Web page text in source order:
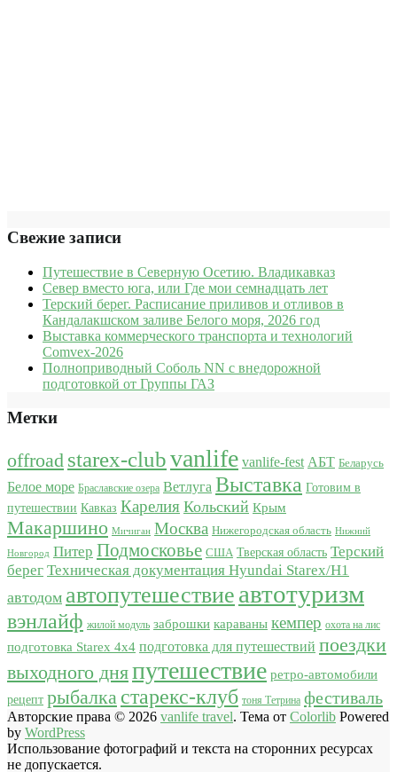
Свежие записи
Путешествие в Северную Осетию. Владикавказ
Север вместо юга, или Где мои семнадцать лет
Терский берег. Расписание приливов и отливов в
Кандалакшском заливе Белого моря, 2026 год
Выставка коммерческого транспорта и технологий
Comvex-2026
Полноприводный Соболь NN с внедорожной
подготовкой от Группы ГАЗ
Метки
offroad starex-clubvanlife vanlife-fest АБТ Беларусь
Белое море Браславские озера Ветлуга Выставка Готовим в
путешествии Кавказ Карелия Кольский Крым
Макаршино Мичиган Москва Нижегородская область Нижний
Новгород Питер Подмосковье США Тверская область Терский
берег Техническая документация Hyundai Starex/H1
автодом автопутешествие автотуризм
вэнлайф жилой модуль заброшки караваны кемпер охота на лис
подготовка Starex 4x4 подготовка для путешествий поездки
выходного дняпутешествие ретро-автомобили
рецепт рыбалка старекс-клуб тоня Тетрина фестиваль
Авторские права © 2026 vanlife travel. Тема от Colorlib Powered
by WordPress
Использование фотографий и текста на сторонних ресурсах
не допускается.